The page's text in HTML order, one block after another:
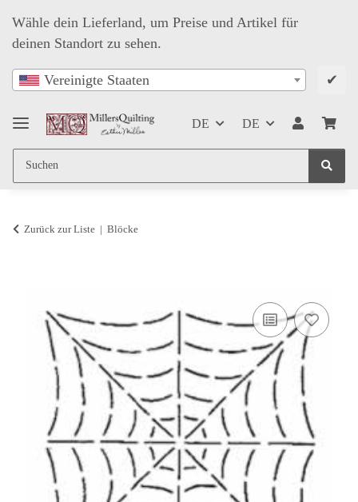
Wähle dein Lieferland, um Preise und Artikel für
deinen Standort zu sehen.
Vereinigte Staaten ✔
DE DE
Zurück zur Liste Blöcke